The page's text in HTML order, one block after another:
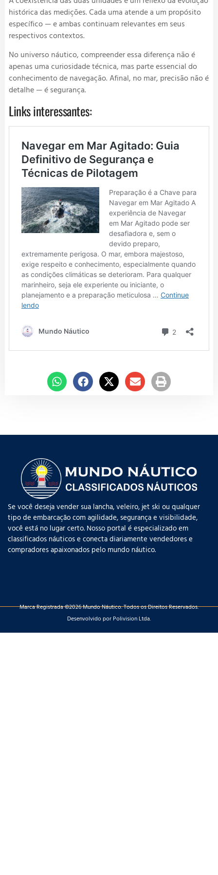
histórica das medições. Cada uma atende a um propósito
específico — e ambas continuam relevantes em seus
respectivos contextos.
No universo náutico, compreender essa diferença não é
apenas uma curiosidade técnica, mas parte essencial do
conhecimento de navegação. Afinal, no mar, precisão não é
detalhe — é segurança.
Links interessantes:
Se você deseja vender sua lancha, veleiro, jet ski ou qualquer
tipo de embarcação com agilidade, segurança e visibilidade,
você está no lugar certo. Nosso portal é especializado em
classificados náuticos e conecta diariamente vendedores e
compradores apaixonados pelo mundo náutico.
Marca Registrada ©2026 Mundo Náutico. Todos os Direitos Reservados.
Desenvolvido por Polivision Ltda.